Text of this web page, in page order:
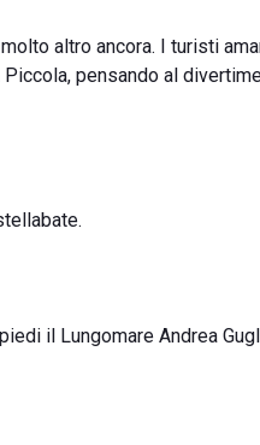
altro ancora. I turisti
pensando al
il Lungomare Andrea